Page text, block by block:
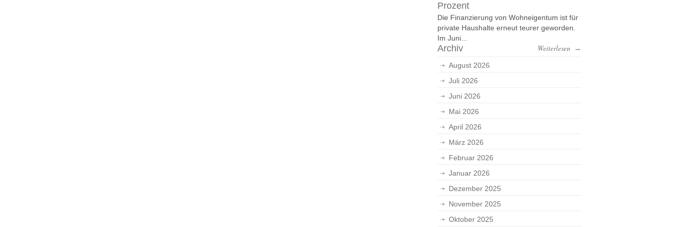
Prozent
Die Finanzierung von Wohneigentum ist für
private Haushalte erneut teurer geworden.
Im Juni...
Weiterlesen →
Archiv
August 2026
Juli 2026
Juni 2026
Mai 2026
April 2026
März 2026
Februar 2026
Januar 2026
Dezember 2025
November 2025
Oktober 2025